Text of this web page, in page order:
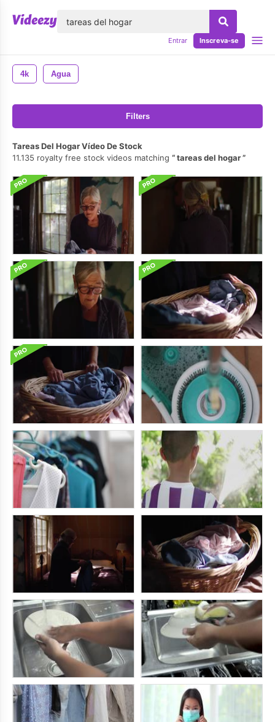
Entrar Inscreva-se
4k Agua
Filters
Tareas Del Hogar Vídeo De Stock
11.135 royalty free stock videos matching
tareas del hogar